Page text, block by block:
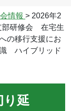
情報 > 2026年2
部研修会 在宅生
の移行支援にお
ハイブリッド
り延